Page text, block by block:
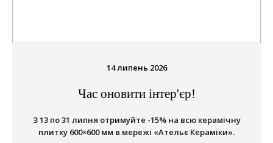
14 липень 2026
Час оновити інтер'єр!
З 13 по 31 липня отримуйте -15% на всю керамічну
плитку 600×600 мм в мережі «Ательє Кераміки».